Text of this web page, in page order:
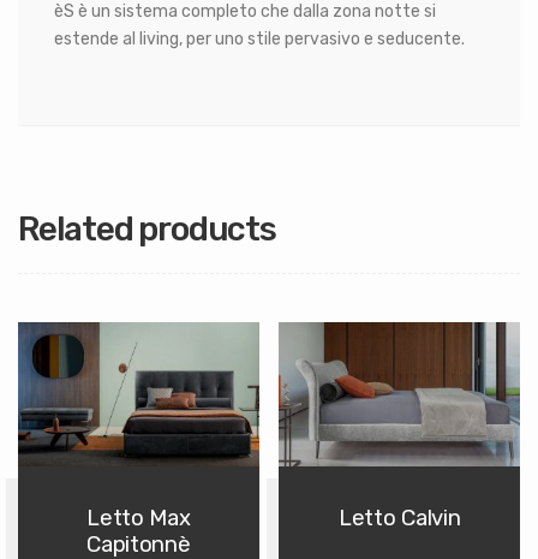
èS è un sistema completo che dalla zona notte si
estende al living, per uno stile pervasivo e seducente.
Related products
Letto Max
Capitonnè
Letto Calvin